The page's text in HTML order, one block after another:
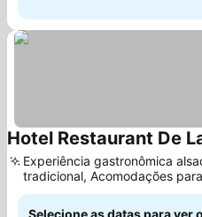
Hotel Restaurant De
Experiência gastronômica
tradicional, Acomodações para
famílias
Selecione as datas para ver